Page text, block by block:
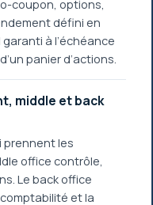
coupon, options,
défini en
à l’échéance
panier d’actions.
middle et back
prennent les
office contrôle,
Le back office
et la